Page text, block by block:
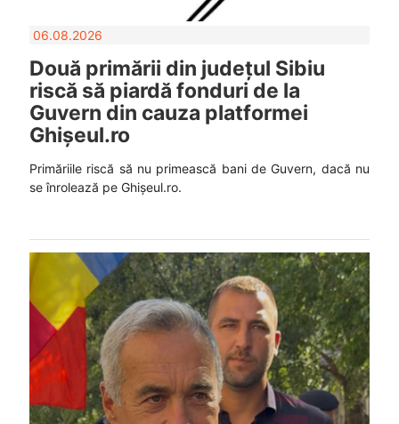
06.08.2026
Două primării din județul Sibiu
riscă să piardă fonduri de la
Guvern din cauza platformei
Ghișeul.ro
Primăriile riscă să nu primească bani de Guvern, dacă nu
se înrolează pe Ghișeul.ro.